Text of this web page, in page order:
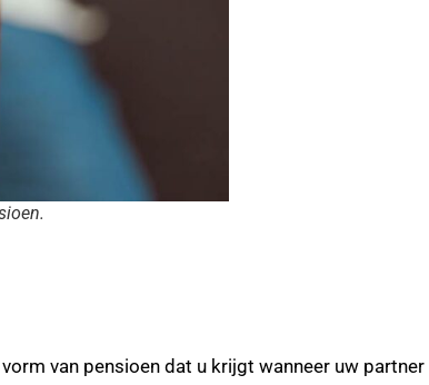
vorm van pensioen dat u krijgt wanneer uw